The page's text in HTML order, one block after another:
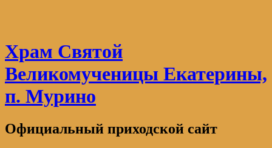
Храм Святой
Великомученицы Екатерины,
п. Мурино
Официальный приходской сайт